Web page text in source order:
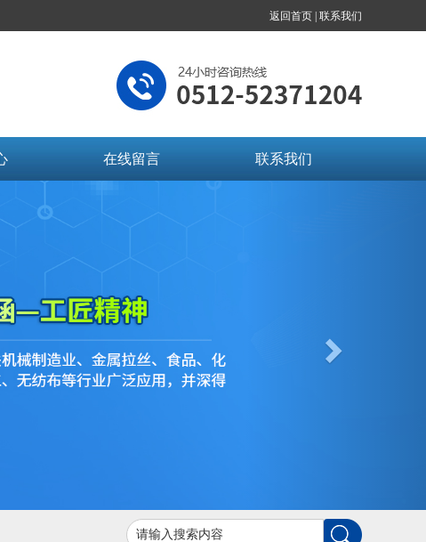
返回首页 | 联系我们
在线留言 联系我们